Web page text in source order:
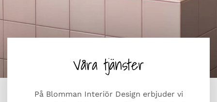
Våra tjänster
På Blomman Interiör Design erbjuder vi